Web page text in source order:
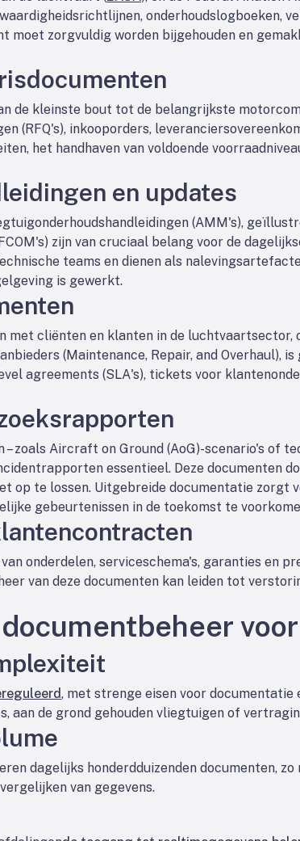
onderhoudslogboeken,
moet zorgvuldig worden bijgehouden en
de kleinste bout tot de belangrijkste
(RFQ's), inkooporders,
het handhaven van voldoende
en updates
(AMM's),
zijn van cruciaal belang voor de
teams en dienen als
is gewerkt.
met cliënten en klanten in de
(Maintenance, Repair, and Overhaul),
agreements (SLA's), tickets voor
zoals Aircraft on Ground (AoG)-scenario's of
essentieel. Deze documenten
op te lossen. Uitgebreide documentatie zorgt
gebeurtenissen in de toekomst te
onderdelen, serviceschema's, garanties en
van deze documenten kan leiden tot
, met strenge eisen voor
aan de grond gehouden vliegtuigen of
dagelijks honderdduizenden documenten, zo
van gegevens.